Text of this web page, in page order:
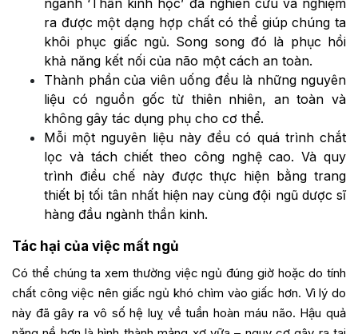
ngành ‘Thần kinh học’ đã nghiên cứu và nghiệm
ra được một dạng hợp chất có thể giúp chúng ta
khôi phục giấc ngủ. Song song đó là phục hồi
khả năng kết nối của não một cách an toàn.
Thành phần của viên uống đều là những nguyên
liệu có nguồn gốc từ thiên nhiên, an toàn và
không gây tác dụng phụ cho cơ thể.
Mỗi một nguyên liệu này đều có quá trình chắt
lọc và tách chiết theo công nghệ cao. Và quy
trình điều chế này được thực hiện bằng trang
thiết bị tối tân nhất hiện nay cùng đội ngũ dược sĩ
hàng đầu ngành thần kinh.
Tác hại của việc mất ngủ
Có thể chúng ta xem thường việc ngủ đúng giờ hoặc do tính
chất công việc nên giấc ngủ khó chìm vào giấc hơn. Vì lý do
này đã gây ra vô số hệ luỵ về tuần hoàn máu não. Hậu quả